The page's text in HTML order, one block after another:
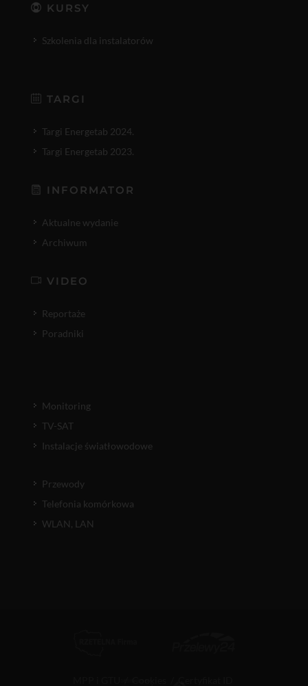
KURSY
Szkolenia dla instalatorów
TARGI
Targi Energetab 2024.
Targi Energetab 2023.
INFORMATOR
Aktualne wydanie
Archiwum
VIDEO
Reportaże
Poradniki
Monitoring
TV-SAT
Instalacje światłowodowe
Przewody
Telefonia komórkowa
WLAN, LAN